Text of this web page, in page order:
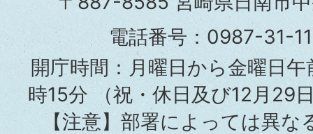
役
所
電話番号：0987-31-
開庁時間：月曜日から金曜日
時15分（祝・休日及び12月29
【注意】部署によっては異